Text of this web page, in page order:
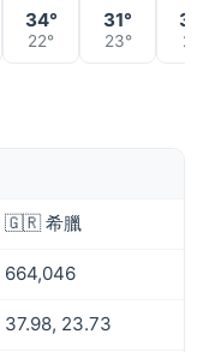
34°
22°
31°
23° 21°
🇬🇷 希臘
664,046
37.98, 23.73